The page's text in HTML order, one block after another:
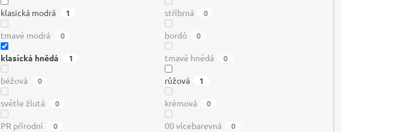
klasická modrá 1 stříbrná 0
tmavě modrá 0 bordó 0
klasická hnědá 1 tmavě hnědá 0
béžová 0 růžová 1
světle žlutá 0 krémová 0
PR přírodní 0 00 vícebarevná 0